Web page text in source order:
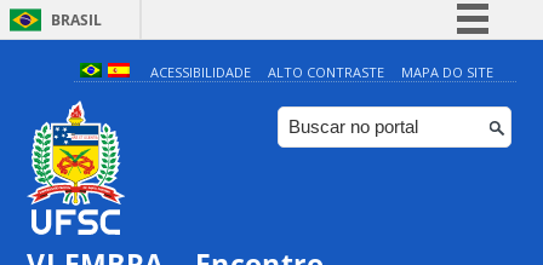
BRASIL
Simplifique!
Comunica BR
Participe
ACESSIBILIDADE ALTO CONTRASTE MAPA DO SITE